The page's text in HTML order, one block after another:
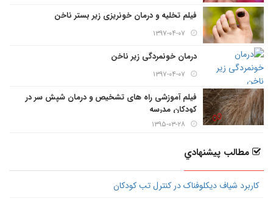
فیلم تخلیه و درمان خونریزی زیر بستر ناخن
۱۳۹۷-۰۴-۰۷
درمان خونمردگی زیر ناخن
۱۳۹۷-۰۴-۰۷
فیلم آموزشی راه های تشخیص و درمان شپش سر در
کودکان مدرسه
۱۳۹۵-۰۳-۲۸
مطالب پيشنهادي
کاربرد شیاف دیکلوفناک در کنترل تب کودکان